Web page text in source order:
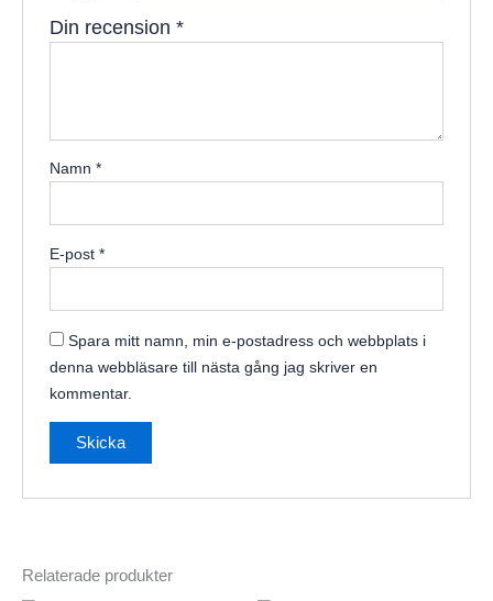
Din recension*
Namn*
E-post*
Spara mitt namn, min e-postadress och webbplats i
denna webbläsare till nästa gång jag skriver en
kommentar.
Relaterade produkter